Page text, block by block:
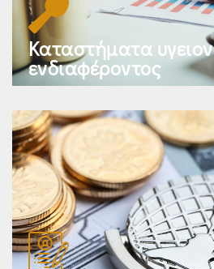
Καταστήματα
ενδιαφέροντος